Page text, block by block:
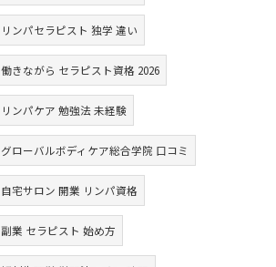
リンパセラピスト 独学 違い
働きながら セラピスト資格 2026
リンパケア 勉強法 未経験
グローバルボディケア総合学院 口コミ
自宅サロン 開業 リンパ資格
副業 セラピスト 始め方